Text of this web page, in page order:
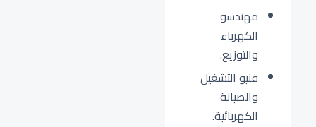
مهندسو
الكهرباء
والتوزيع.
فنيو التشغيل
والصيانة
الكهربائية.